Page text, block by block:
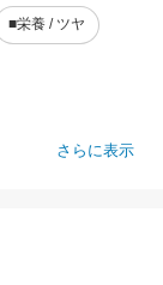
■栄養 / ツヤ
さらに表示